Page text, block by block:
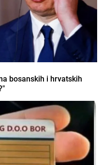
bosanskih i hrvatskih